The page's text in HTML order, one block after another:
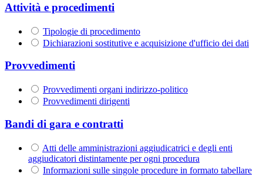
Attività e procedimenti
Tipologie di procedimento
Dichiarazioni sostitutive e acquisizione d'ufficio dei dati
Provvedimenti
Provvedimenti organi indirizzo-politico
Provvedimenti dirigenti
Bandi di gara e contratti
Atti delle amministrazioni aggiudicatrici e degli enti
aggiudicatori distintamente per ogni procedura
Informazioni sulle singole procedure in formato tabellare